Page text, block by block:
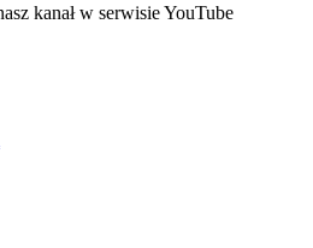
w nowej karcie
kanał w serwisie YouTube